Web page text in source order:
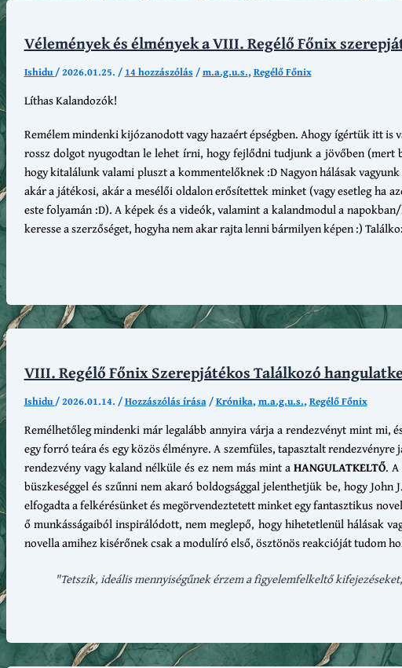
Vélemények és élmények a VIII. Regélő Főnix
Ishidu/2026.01.25. / 14 hozzászólás /m.a.g.u.s.,Regélő Főnix
Líthas Kalandozók!
Remélem mindenki kijózanodott vagy hazaért épségben. Ahogy ígértük itt
rossz dolgot nyugodtan le lehet írni, hogy fejlődni tudjunk a jövőben (mert
hogy kitalálunk valami pluszt a kommentelőknek :D Nagyon hálásak
akár a játékosi, akár a mesélői oldalon erősítettek minket (vagy esetleg ha
este folyamán :D). A képek és a videók, valamint a kalandmodul a
keresse a szerzőséget, hogyha nem akar rajta lenni bármilyen képen :)
VIII. Regélő Főnix Szerepjátékos Találkozó
Ishidu/2026.01.14. /Hozzászólás írása /Krónika,m.a.g.u.s.,Regélő Főnix
Remélhetőleg mindenki már legalább annyira várja a rendezvényt mint
egy forró teára és egy közös élményre. A szemfüles, tapasztalt
rendezvény vagy kaland nélküle és ez nem más mint aHANGULATKELTŐ.
büszkeséggel és szűnni nem akaró boldogsággal jelenthetjük be, hogy
elfogadta a felkérésünket és megörvendeztetett minket egy fantasztikus
ő munkásságaiból inspirálódott, nem meglepő, hogy hihetetlenül hálásak
novella amihez kisérőnek csak a modulíró első, ösztönös reakcióját tudom
"Tetszik, ideális mennyiségűnek érzem a figyelemfelkeltő